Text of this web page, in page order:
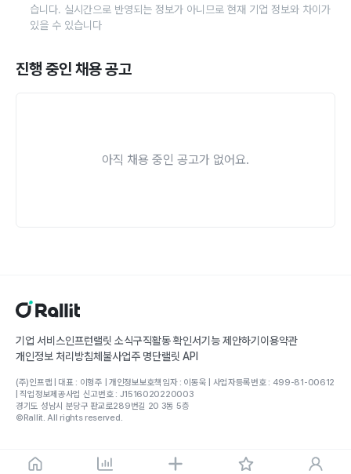
습니다. 실시간으로 반영되는 정보가 아니므로 현재 기업 정보와 차이가
있을 수 있습니다
진행 중인 채용 공고
아직 채용 중인 공고가 없어요.
기업 서비스인프런랠릿 소식구직활동 확인서기능 제안하기 이용약관
개인정보 처리방침체불사업주 명단랠릿 API
(주)인프랩 | 대표 : 이형주 | 개인정보보호책임자 : 이동욱 | 사업자등록번호 : 499-81-00612
| 직업정보제공사업 신고번호 : J1516020220003
경기도 성남시 분당구 판교로289번길 20 3동 5층
©Rallit. All rights reserved.